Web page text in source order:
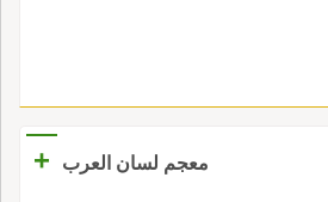
معجم لسان العرب
+